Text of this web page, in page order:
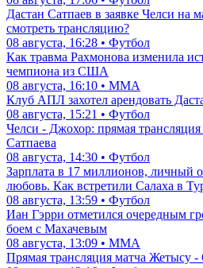
Дастан Сатпаев в заявке Челси на
смотреть трансляцию?
08 августа, 16:28 • Футбол
Как травма Рахмонова изменила
чемпиона из США
08 августа, 16:10 • ММА
Клуб АПЛ захотел арендовать
08 августа, 15:21 • Футбол
Челси - Джохор: прямая трансляция
Сатпаева
08 августа, 14:30 • Футбол
Зарплата в 17 миллионов, личный
любовь. Как встретили Салаха в
08 августа, 13:59 • Футбол
Иан Гэрри отметился очередным
боем с Махачевым
08 августа, 13:09 • ММА
Прямая трансляция матча Жетысу